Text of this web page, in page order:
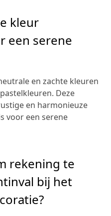
kleur
een serene
en zachte kleuren
Deze
en harmonieuze
voor een serene
rekening te
bij het